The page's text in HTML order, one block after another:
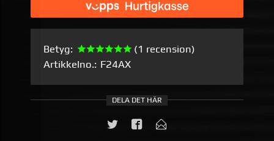
Betyg:
(1 recension)
Artikkelno.: F24AX
DELA DET HÄR